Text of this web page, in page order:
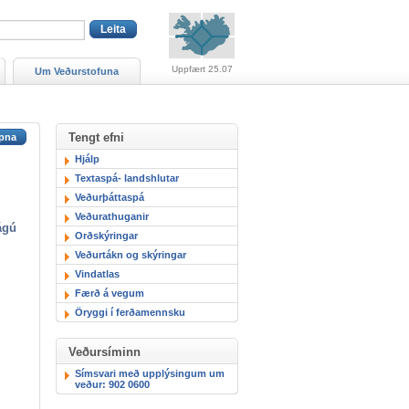
Tengt efni
Hjálp
Textaspá- landshlutar
Veðurþáttaspá
Veðurathuganir
Orðskýringar
Veðurtákn og skýringar
Vindatlas
Færð á vegum
Öryggi í ferðamennsku
Veðursíminn
Símsvari með upplýsingum um
veður: 902 0600
Um Veðurstofuna Uppfært 25.07